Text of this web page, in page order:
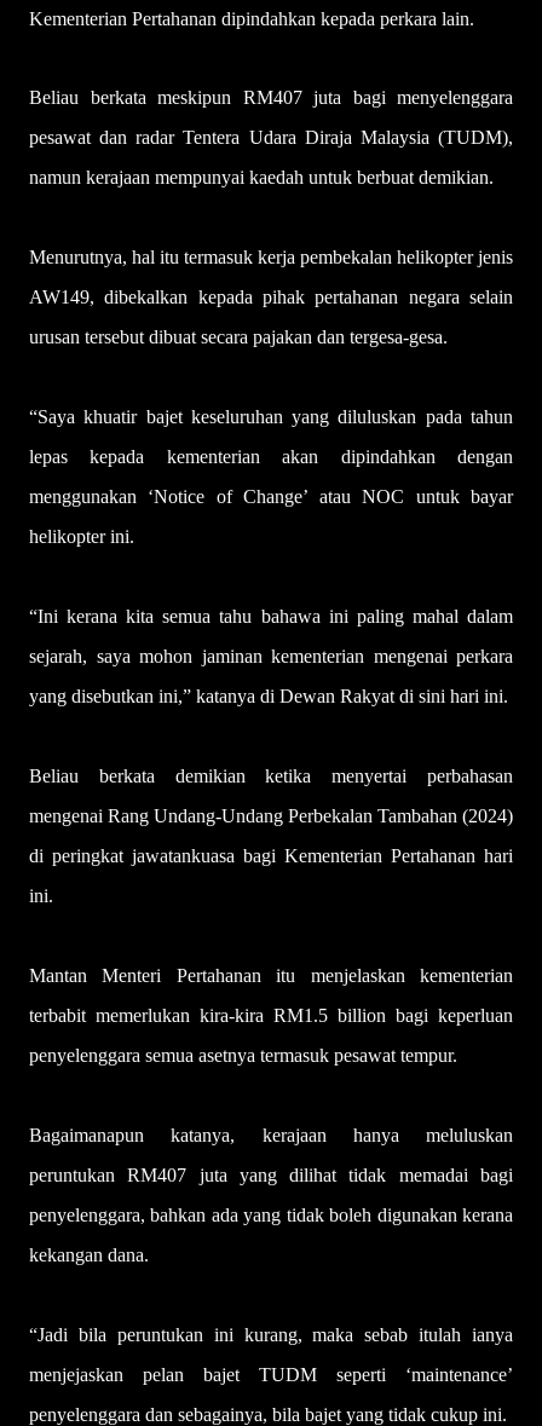
Kementerian Pertahanan dipindahkan kepada perkara lain.
Beliau berkata meskipun RM407 juta bagi menyelenggara
pesawat dan radar Tentera Udara Diraja Malaysia (TUDM),
namun kerajaan mempunyai kaedah untuk berbuat demikian.
Menurutnya, hal itu termasuk kerja pembekalan helikopter jenis
AW149, dibekalkan kepada pihak pertahanan negara selain
urusan tersebut dibuat secara pajakan dan tergesa-gesa.
“Saya khuatir bajet keseluruhan yang diluluskan pada tahun
lepas kepada kementerian akan dipindahkan dengan
menggunakan ‘Notice of Change’ atau NOC untuk bayar
helikopter ini.
“Ini kerana kita semua tahu bahawa ini paling mahal dalam
sejarah, saya mohon jaminan kementerian mengenai perkara
yang disebutkan ini,” katanya di Dewan Rakyat di sini hari ini.
Beliau berkata demikian ketika menyertai perbahasan
mengenai Rang Undang-Undang Perbekalan Tambahan (2024)
di peringkat jawatankuasa bagi Kementerian Pertahanan hari
ini.
Mantan Menteri Pertahanan itu menjelaskan kementerian
terbabit memerlukan kira-kira RM1.5 billion bagi keperluan
penyelenggara semua asetnya termasuk pesawat tempur.
Bagaimanapun katanya, kerajaan hanya meluluskan
peruntukan RM407 juta yang dilihat tidak memadai bagi
penyelenggara, bahkan ada yang tidak boleh digunakan kerana
kekangan dana.
“Jadi bila peruntukan ini kurang, maka sebab itulah ianya
menjejaskan pelan bajet TUDM seperti ‘maintenance’
penyelenggara dan sebagainya, bila bajet yang tidak cukup ini.